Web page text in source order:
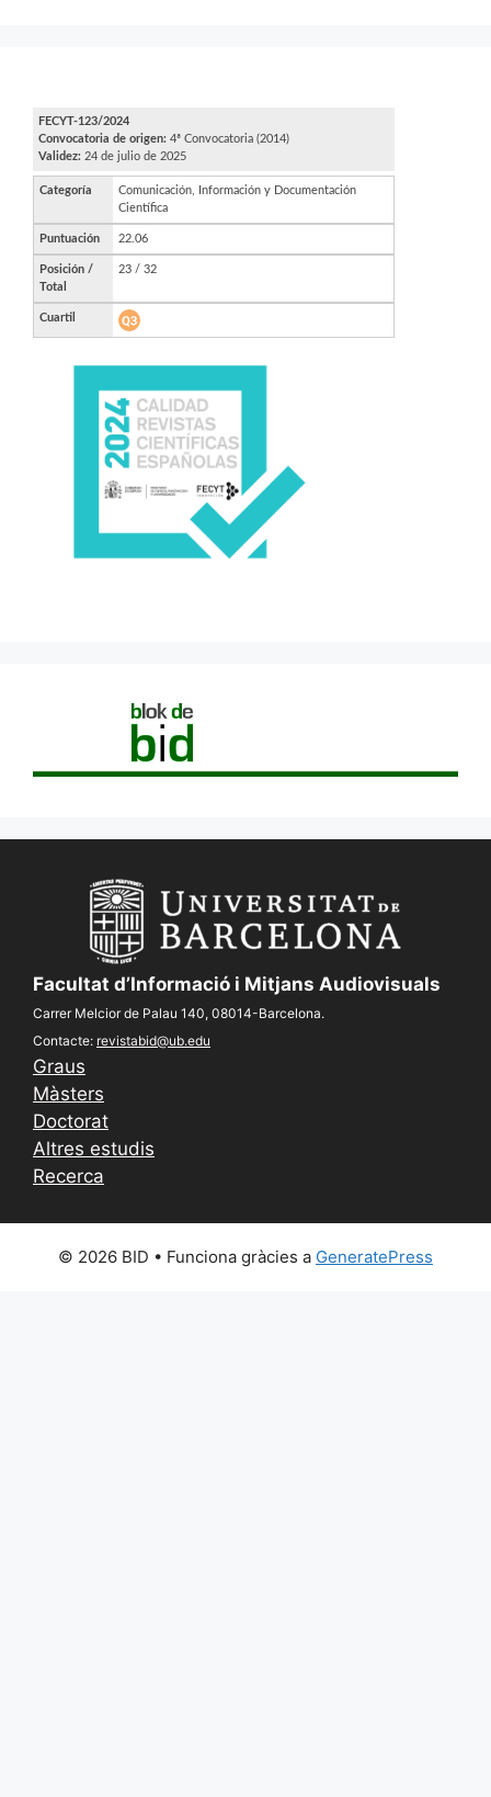
Facultat d’Informació i Mitjans Audiovisuals
Carrer Melcior de Palau 140, 08014-Barcelona.
Contacte: revistabid@ub.edu
Graus
Màsters
Doctorat
Altres estudis
Recerca
© 2026 BID • Funciona gràcies a GeneratePress